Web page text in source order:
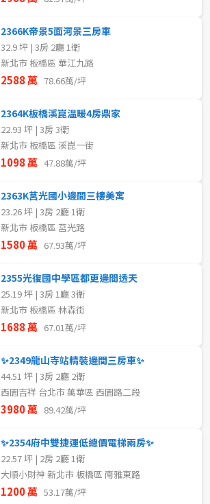
2366K帝景5面河景三房車
32.9 坪 | 3房 2廳 1衛
新北市 板橋區 華江九路
2588 萬 78.66萬/坪
2364K板橋溪崑溫暖4房鼎家
22.93 坪 | 3房 3衛
新北市 板橋區 溪崑一街
1098 萬 47.88萬/坪
2363K莒光國小邊間三樓美寓
23.26 坪 | 3房 2廳 1衛
新北市 板橋區 莒光路
1580 萬 67.93萬/坪
2355光復國中學區都更邊間透天
25.19 坪 | 3房 1廳 3衛
新北市 板橋區 林森街
1688 萬 67.01萬/坪
✨2349龍山寺站精裝邊間三房車✨
44.51 坪 | 3房 2廳 2衛
西園吉祥 台北市 萬華區 西園路二段
3980 萬 89.42萬/坪
✨2354府中雙捷運低總價電梯兩房✨
22.57 坪 | 2房 2廳 1衛
大順小財神 新北市 板橋區 南雅東路
1200 萬 53.17萬/坪